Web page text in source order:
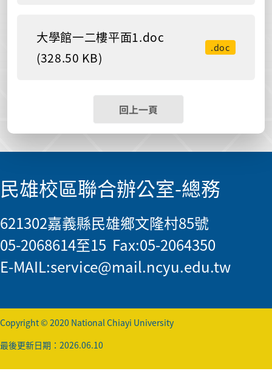
大學館一二樓平面1.doc
(328.50 KB)
.doc
回上一頁
民雄校區聯合辦公室-總務
621302嘉義縣民雄鄉文隆村85號
05-2068614至15 Fax:05-2064350
E-MAIL:service@mail.ncyu.edu.tw
Copyright © 2020 National Chiayi University
最後更新日期：2026.06.10